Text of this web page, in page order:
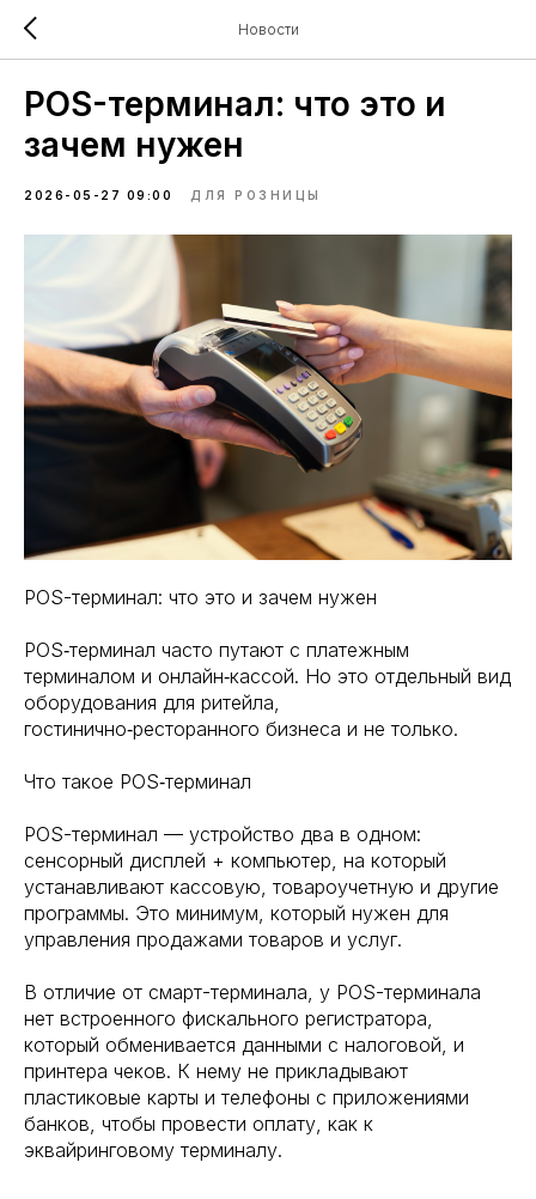
Новости
POS-терминал: что это и
зачем нужен
2026-05-27 09:00 ДЛЯ РОЗНИЦЫ
POS-терминал: что это и зачем нужен
POS‑терминал часто путают с платежным
терминалом и онлайн‑кассой. Но это отдельный вид
оборудования для ритейла,
гостинично‑ресторанного бизнеса и не только.
Что такое POS‑терминал
POS-терминал — устройство два в одном:
сенсорный дисплей + компьютер, на который
устанавливают кассовую, товароучетную и другие
программы. Это минимум, который нужен для
управления продажами товаров и услуг.
В отличие от смарт-терминала, у POS-терминала
нет встроенного фискального регистратора,
который обменивается данными с налоговой, и
принтера чеков. К нему не прикладывают
пластиковые карты и телефоны с приложениями
банков, чтобы провести оплату, как к
эквайринговому терминалу.